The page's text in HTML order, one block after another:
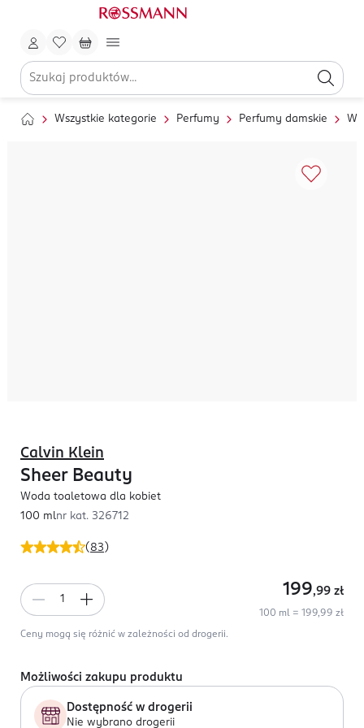
Wszystkie kategorie Perfumy Perfumy damskie
( 83 )
Calvin Klein
Sheer Beauty
Woda toaletowa dla kobiet
100 mlnr kat. 326712
199,99 zł
100 ml = 199,99 zł
Ceny mogą się różnić w zależności od drogerii.
Możliwości zakupu produktu
Dostępność w drogerii
Nie wybrano drogerii